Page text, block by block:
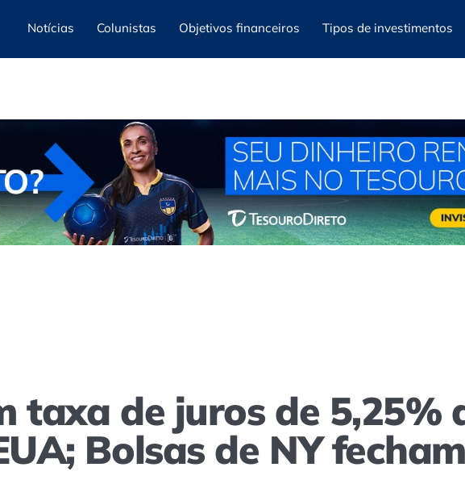
Notícias Colunistas Objetivos financeiros Tipos de investimentos
taxa de juros de 5,25%
Bolsas de NY fecham